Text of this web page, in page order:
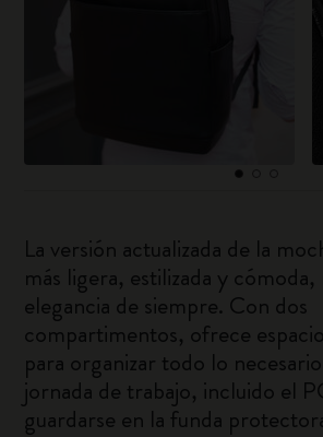
La versión actualizada de la
más ligera, estilizada y
elegancia de siempre. Con dos
compartimentos, ofrece
para organizar todo lo
jornada de trabajo, incluido el
guardarse en la funda